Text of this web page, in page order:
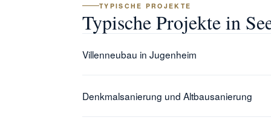
TYPISCHE PROJEKTE
Typische Projekte in
Villenneubau in Jugenheim
begleiten diese gehobenen Bauprojekte von
Denkmalsanierung und Altbausanierung